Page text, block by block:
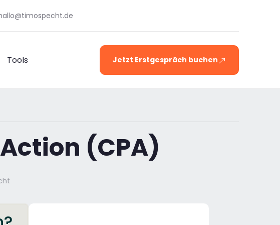
Tools Jetzt Erstgespräch buchen
(CPA)